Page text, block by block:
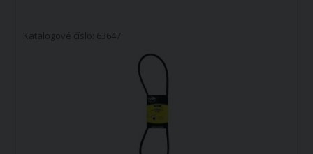
Katalogové číslo: 63647